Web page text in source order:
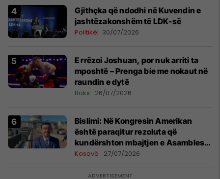
Gjithçka që ndodhi në Kuvendin e
jashtëzakonshëm të LDK-së
Politikë 30/07/2026
E rrëzoi Joshuan, por nuk arriti ta
mposhtë – Prenga bie me nokaut në
raundin e dytë
Boks 26/07/2026
Bislimi: Në Kongresin Amerikan
është paraqitur rezoluta që
kundërshton mbajtjen e Asamblesë
Parlamentare të OSBE-së në
Kosovë 27/07/2026